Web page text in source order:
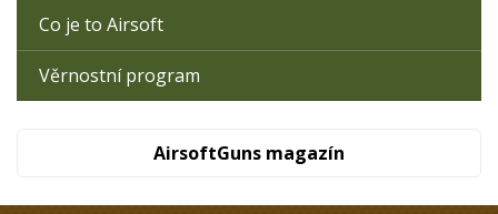
Co je to Airsoft
Věrnostní program
AirsoftGuns magazín